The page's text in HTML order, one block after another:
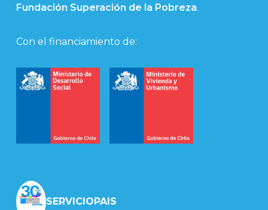
Fundación Superación de la Pobreza.
Con el financiamiento de:
SERVICIOPAIS